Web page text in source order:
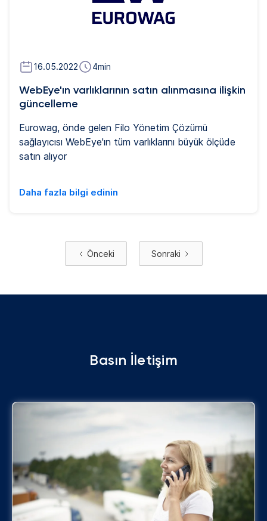
16.05.2022 4min
WebEye'ın varlıklarının satın alınmasına ilişkin
güncelleme
Eurowag, önde gelen Filo Yönetim Çözümü
sağlayıcısı WebEye'ın tüm varlıklarını büyük ölçüde
satın alıyor
Daha fazla bilgi edinin
Önceki Sonraki
Basın İletişim